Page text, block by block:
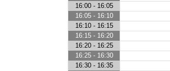
16:00 - 16:05
16:05 - 16:10
16:10 - 16:15
16:15 - 16:20
16:20 - 16:25
16:25 - 16:30
16:30 - 16:35